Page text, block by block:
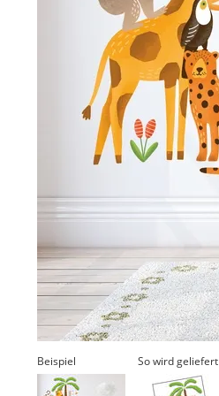
Beispiel So wird geliefert